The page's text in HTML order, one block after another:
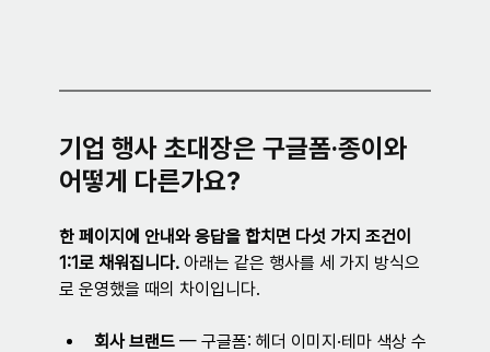
기업 행사 초대장은 구글폼·종이와
어떻게 다른가요?
한 페이지에 안내와 응답을 합치면 다섯 가지 조건이
1:1로 채워집니다. 아래는 같은 행사를 세 가지 방식으
로 운영했을 때의 차이입니다.
회사 브랜드 — 구글폼: 헤더 이미지·테마 색상 수